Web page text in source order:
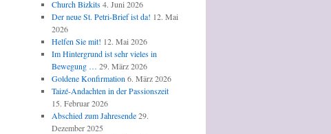
Church Bizkits 4. Juni 2026
Der neue St. Petri-Brief ist da! 12. Mai
2026
Helfen Sie mit! 12. Mai 2026
Im Hintergrund ist sehr vieles in
Bewegung … 29. März 2026
Goldene Konfirmation 6. März 2026
Taizé-Andachten in der Passionszeit
15. Februar 2026
Abschied zum Jahresende 29.
Dezember 2025